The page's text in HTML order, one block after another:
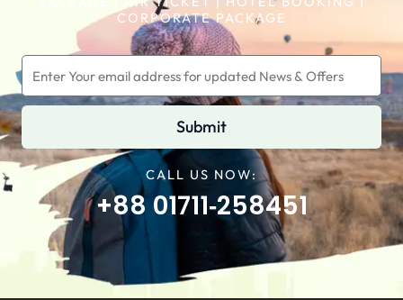
CORPORATE PACKAGE
Submit
CALL US NOW:
+88 01711‑258451